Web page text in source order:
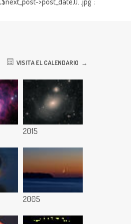
VISITA EL CALENDARIO
2015
2005